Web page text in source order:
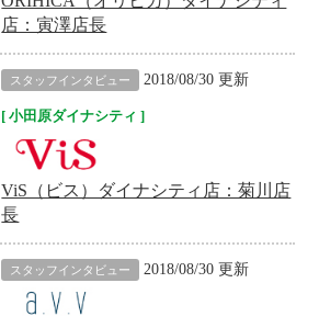
店：寅澤店長
スタッフインタビュー 2018/08/30 更新
小田原ダイナシティ
ViS（ビス）ダイナシティ店：菊川店
長
スタッフインタビュー 2018/08/30 更新